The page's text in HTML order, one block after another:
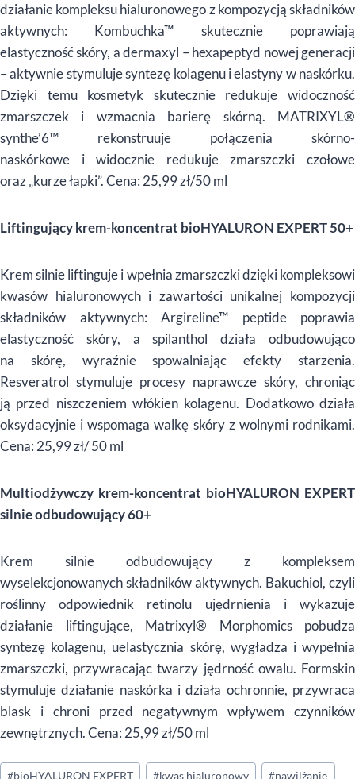
działanie kompleksu hialuronowego z kompozycją składników
aktywnych: Kombuchka™ skutecznie poprawiają
elastyczność skóry, a dermaxyl – hexapeptyd nowej generacji
– aktywnie stymuluje syntezę kolagenu i elastyny w naskórku.
Dzięki temu kosmetyk skutecznie redukuje widoczność
zmarszczek i wzmacnia barierę skórną. MATRIXYL®
synthe’6™ rekonstruuje połączenia skórno-
naskórkowe i widocznie redukuje zmarszczki czołowe
oraz „kurze łapki”. Cena: 25,99 zł/50 ml
Liftingujący krem-koncentrat bioHYALURON EXPERT 50+
Krem silnie liftinguje i wpełnia zmarszczki dzięki kompleksowi
kwasów hialuronowych i zawartości unikalnej kompozycji
składników aktywnych: Argireline™ peptide poprawia
elastyczność skóry, a spilanthol działa odbudowująco
na skórę, wyraźnie spowalniając efekty starzenia.
Resveratrol stymuluje procesy naprawcze skóry, chroniąc
ją przed niszczeniem włókien kolagenu. Dodatkowo działa
oksydacyjnie i wspomaga walkę skóry z wolnymi rodnikami.
Cena: 25,99 zł/ 50 ml
Multiodżywczy krem-koncentrat bioHYALURON EXPERT
silnie odbudowujący 60+
Krem silnie odbudowujący z kompleksem
wyselekcjonowanych składników aktywnych. Bakuchiol, czyli
roślinny odpowiednik retinolu ujędrnienia i wykazuje
działanie liftingujące, Matrixyl® Morphomics pobudza
syntezę kolagenu, uelastycznia skórę, wygładza i wypełnia
zmarszczki, przywracając twarzy jędrność owalu. Formskin
stymuluje działanie naskórka i działa ochronnie, przywraca
blask i chroni przed negatywnym wpływem czynników
zewnętrznych. Cena: 25,99 zł/50 ml
Tagi
#bioHYALURON EXPERT #kwas hialuronowy #nawilżanie